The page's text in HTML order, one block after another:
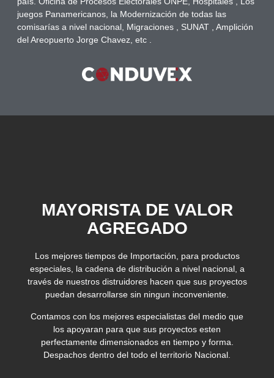
juegos Panamericanos, la Modernización de todas las
comisarías a nivel nacional, Migraciones , SUNAT , Amplición
del Areopuerto Jorge Chavez, etc .
MAYORISTA DE VALOR
AGREGADO
Los mejores tiempos de Importación, para productos
especiales, la cadena de distribución a nivel nacional, a
través de nuestros distruidores hacen que sus proyectos
puedan desarrollarse sin ningun inconveniente.
Contamos con los mejores especialistas del medio que
los apoyaran para que sus proyectos esten
perfectamente dimensionados en tiempo y forma.
Despachos dentro del todo el territorio Nacional.